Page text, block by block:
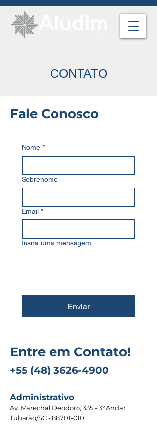
CONTATO
Fale Conosco
Nome *
Sobrenome
Email *
Insira uma mensagem
Enviar
Entre em Contato!
+55 (48) 3626-4900
Administrativo
Av. Marechal Deodoro, 335 - 3° Andar
Tubarão/SC -88701-010